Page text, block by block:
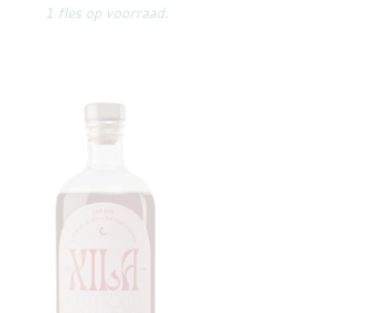
1 fles op voorraad.